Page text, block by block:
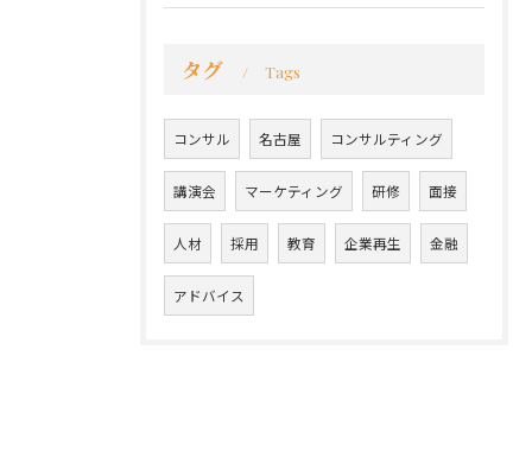
タグ Tags
コンサル 名古屋 コンサルティング
講演会 マーケティング 研修 面接
人材 採用 教育 企業再生 金融
アドバイス